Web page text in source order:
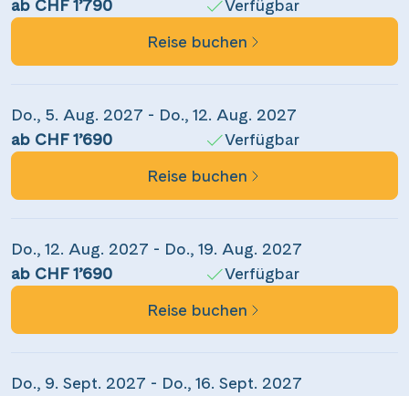
per E-Mail senden
ab CHF 1’790
Verfügbar
Reise buchen
Do., 5. Aug. 2027 - Do., 12. Aug. 2027
ab CHF 1’690
Verfügbar
Reise buchen
Do., 12. Aug. 2027 - Do., 19. Aug. 2027
ab CHF 1’690
Verfügbar
Reise buchen
Do., 9. Sept. 2027 - Do., 16. Sept. 2027